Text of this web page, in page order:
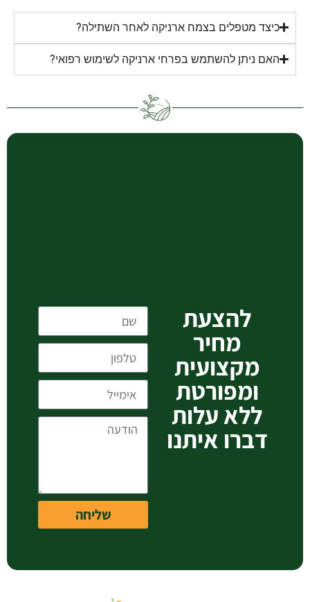
כיצד מטפלים בצמח ארניקה לאחר השתילה?
האם ניתן להשתמש בפרחי ארניקה לשימוש רפואי?
להצעת
מחיר
מקצועית
ומפורטת
ללא עלות
דברו איתנו
שליחה